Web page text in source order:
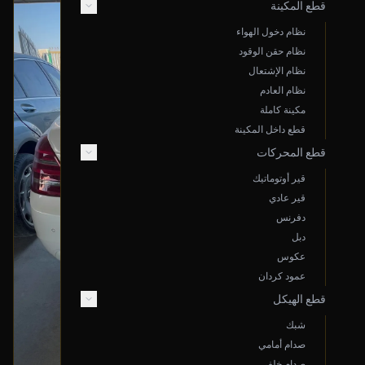
قطع المكينة
نظام دخول الهواء
نظام حقن الوقود
نظام الإشتعال
نظام العادم
مكينة كاملة
قطع داخل المكينة
قطع المحركات
قير أوتوماتيك
قير عادي
دفرنس
دبل
عكوس
عمود كردان
قطع الهيكل
شبك
صدام أمامي